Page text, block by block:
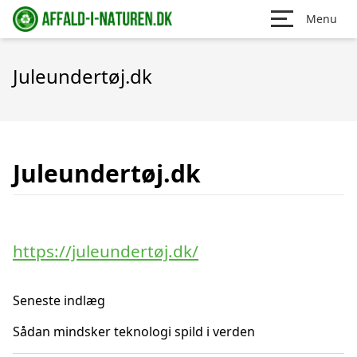
Menu
Juleundertøj.dk
Juleundertøj.dk
https://juleundertøj.dk/
Seneste indlæg
Sådan mindsker teknologi spild i verden